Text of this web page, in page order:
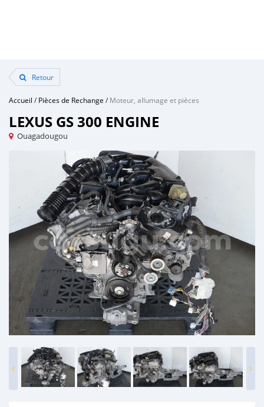
Retour
Accueil /Pièces de Rechange /Moteur, allumage et pièces
LEXUS GS 300 ENGINE
Ouagadougou